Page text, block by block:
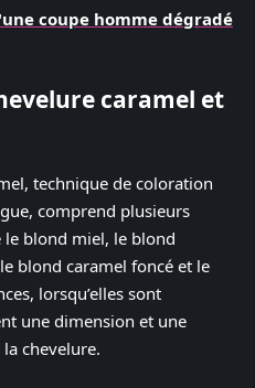
coupe homme dégradé
caramel et
technique de coloration
comprend plusieurs
le blond miel, le blond
blond caramel foncé et le
lorsqu’elles sont
une dimension et une
chevelure.